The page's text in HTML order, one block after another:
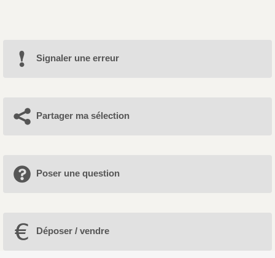
Signaler une erreur
Partager ma sélection
Poser une question
Déposer / vendre